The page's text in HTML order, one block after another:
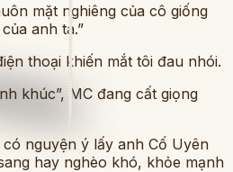
mặt nghiêng của cô giống
anh ta.”
thoại khiến mắt tôi đau nhói.
khúc”, MC đang cất giọng
có nguyện ý lấy anh Cố Uyên
hay nghèo khó, khỏe mạnh